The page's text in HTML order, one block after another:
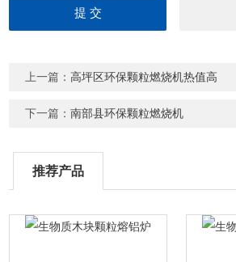
上一篇：高坪区环保颗粒燃烧机热值高
下一篇：南部县环保颗粒燃烧机
推荐产品